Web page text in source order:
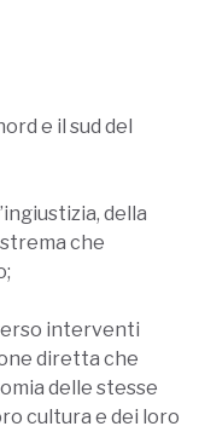
e il sud del
della
che
interventi
diretta che
delle stesse
cultura e dei loro